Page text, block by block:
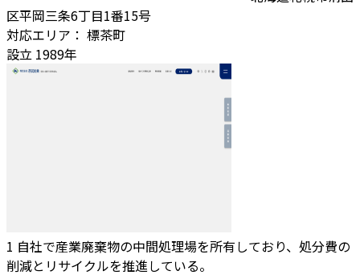
区平岡三条6丁目1番15号
対応エリア： 標茶町
設立 1989年
1 自社で産業廃棄物の中間処理場を所有しており、処分費の
削減とリサイクルを推進している。